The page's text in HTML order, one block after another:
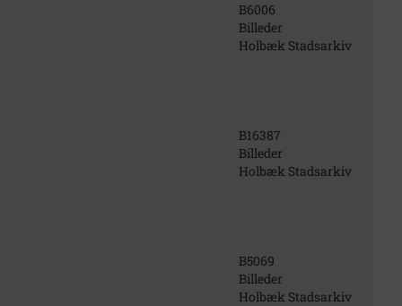
B6006
Billeder
Holbæk Stadsarkiv
B16387
Billeder
Holbæk Stadsarkiv
B5069
Billeder
Holbæk Stadsarkiv